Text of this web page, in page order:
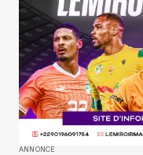
Enregistrer
site dans le
commentaire.
SUBMIT
ANNONCE